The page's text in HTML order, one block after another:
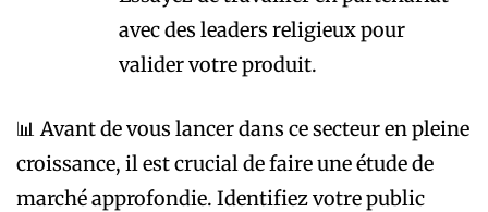
avec des leaders religieux pour
valider votre produit.
📊 Avant de vous lancer dans ce secteur en pleine
croissance, il est crucial de faire une étude de
marché approfondie. Identifiez votre public